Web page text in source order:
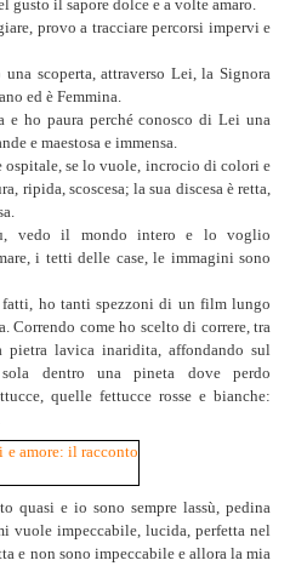
gusto il sapore dolce e a volte amaro.
provo a tracciare percorsi impervi e
scoperta, attraverso Lei, la Signora
ed è Femmina.
e ho paura perché conosco di Lei una
e maestosa e immensa.
ospitale, se lo vuole, incrocio di colori e
ripida, scoscesa; la sua discesa è retta,
vedo il mondo intero e lo voglio
i tetti delle case, le immagini sono
ho tanti spezzoni di un film lungo
Correndo come ho scelto di correre, tra
lavica inaridita, affondando sul
dentro una pineta dove perdo
quelle fettucce rosse e bianche:
quasi e io sono sempre lassù, pedina
vuole impeccabile, lucida, perfetta nel
e non sono impeccabile e allora la mia